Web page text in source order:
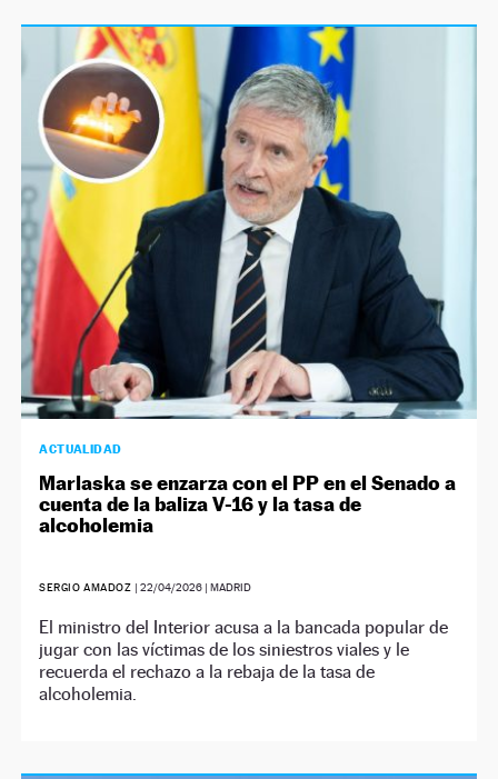
ACTUALIDAD
Marlaska se enzarza con el PP en el Senado a
cuenta de la baliza V-16 y la tasa de
alcoholemia
SERGIO AMADOZ |22/04/2026 | MADRID
El ministro del Interior acusa a la bancada popular de
jugar con las víctimas de los siniestros viales y le
recuerda el rechazo a la rebaja de la tasa de
alcoholemia.